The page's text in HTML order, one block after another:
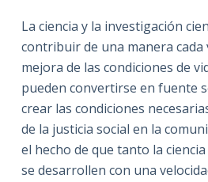
La ciencia y la investigación
contribuir de una manera cada
mejora de las condiciones de
pueden convertirse en fuente
crear las condiciones
de la justicia social en la
el hecho de que tanto la
se desarrollen con una